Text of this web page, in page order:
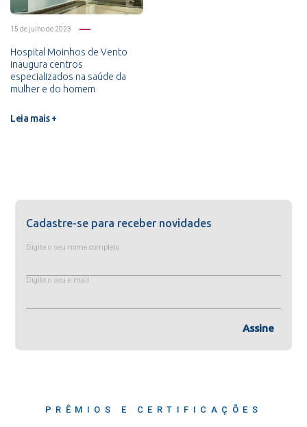
15 de julho de 2023
Hospital Moinhos de Vento
inaugura centros
especializados na saúde da
mulher e do homem
Leia mais +
Cadastre-se para receber novidades
Digite o seu nome completo
Digite o seu e-mail
Assine
PRÊMIOS E CERTIFICAÇÕES